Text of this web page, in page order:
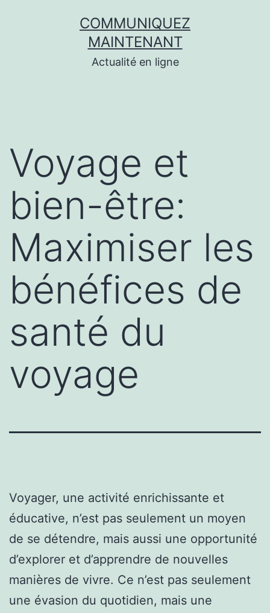
COMMUNIQUEZ
MAINTENANT
Actualité en ligne
Voyage et
bien-être:
Maximiser les
bénéfices de
santé du
voyage
Voyager, une activité enrichissante et
éducative, n’est pas seulement un moyen
de se détendre, mais aussi une opportunité
d’explorer et d’apprendre de nouvelles
manières de vivre. Ce n’est pas seulement
une évasion du quotidien, mais une